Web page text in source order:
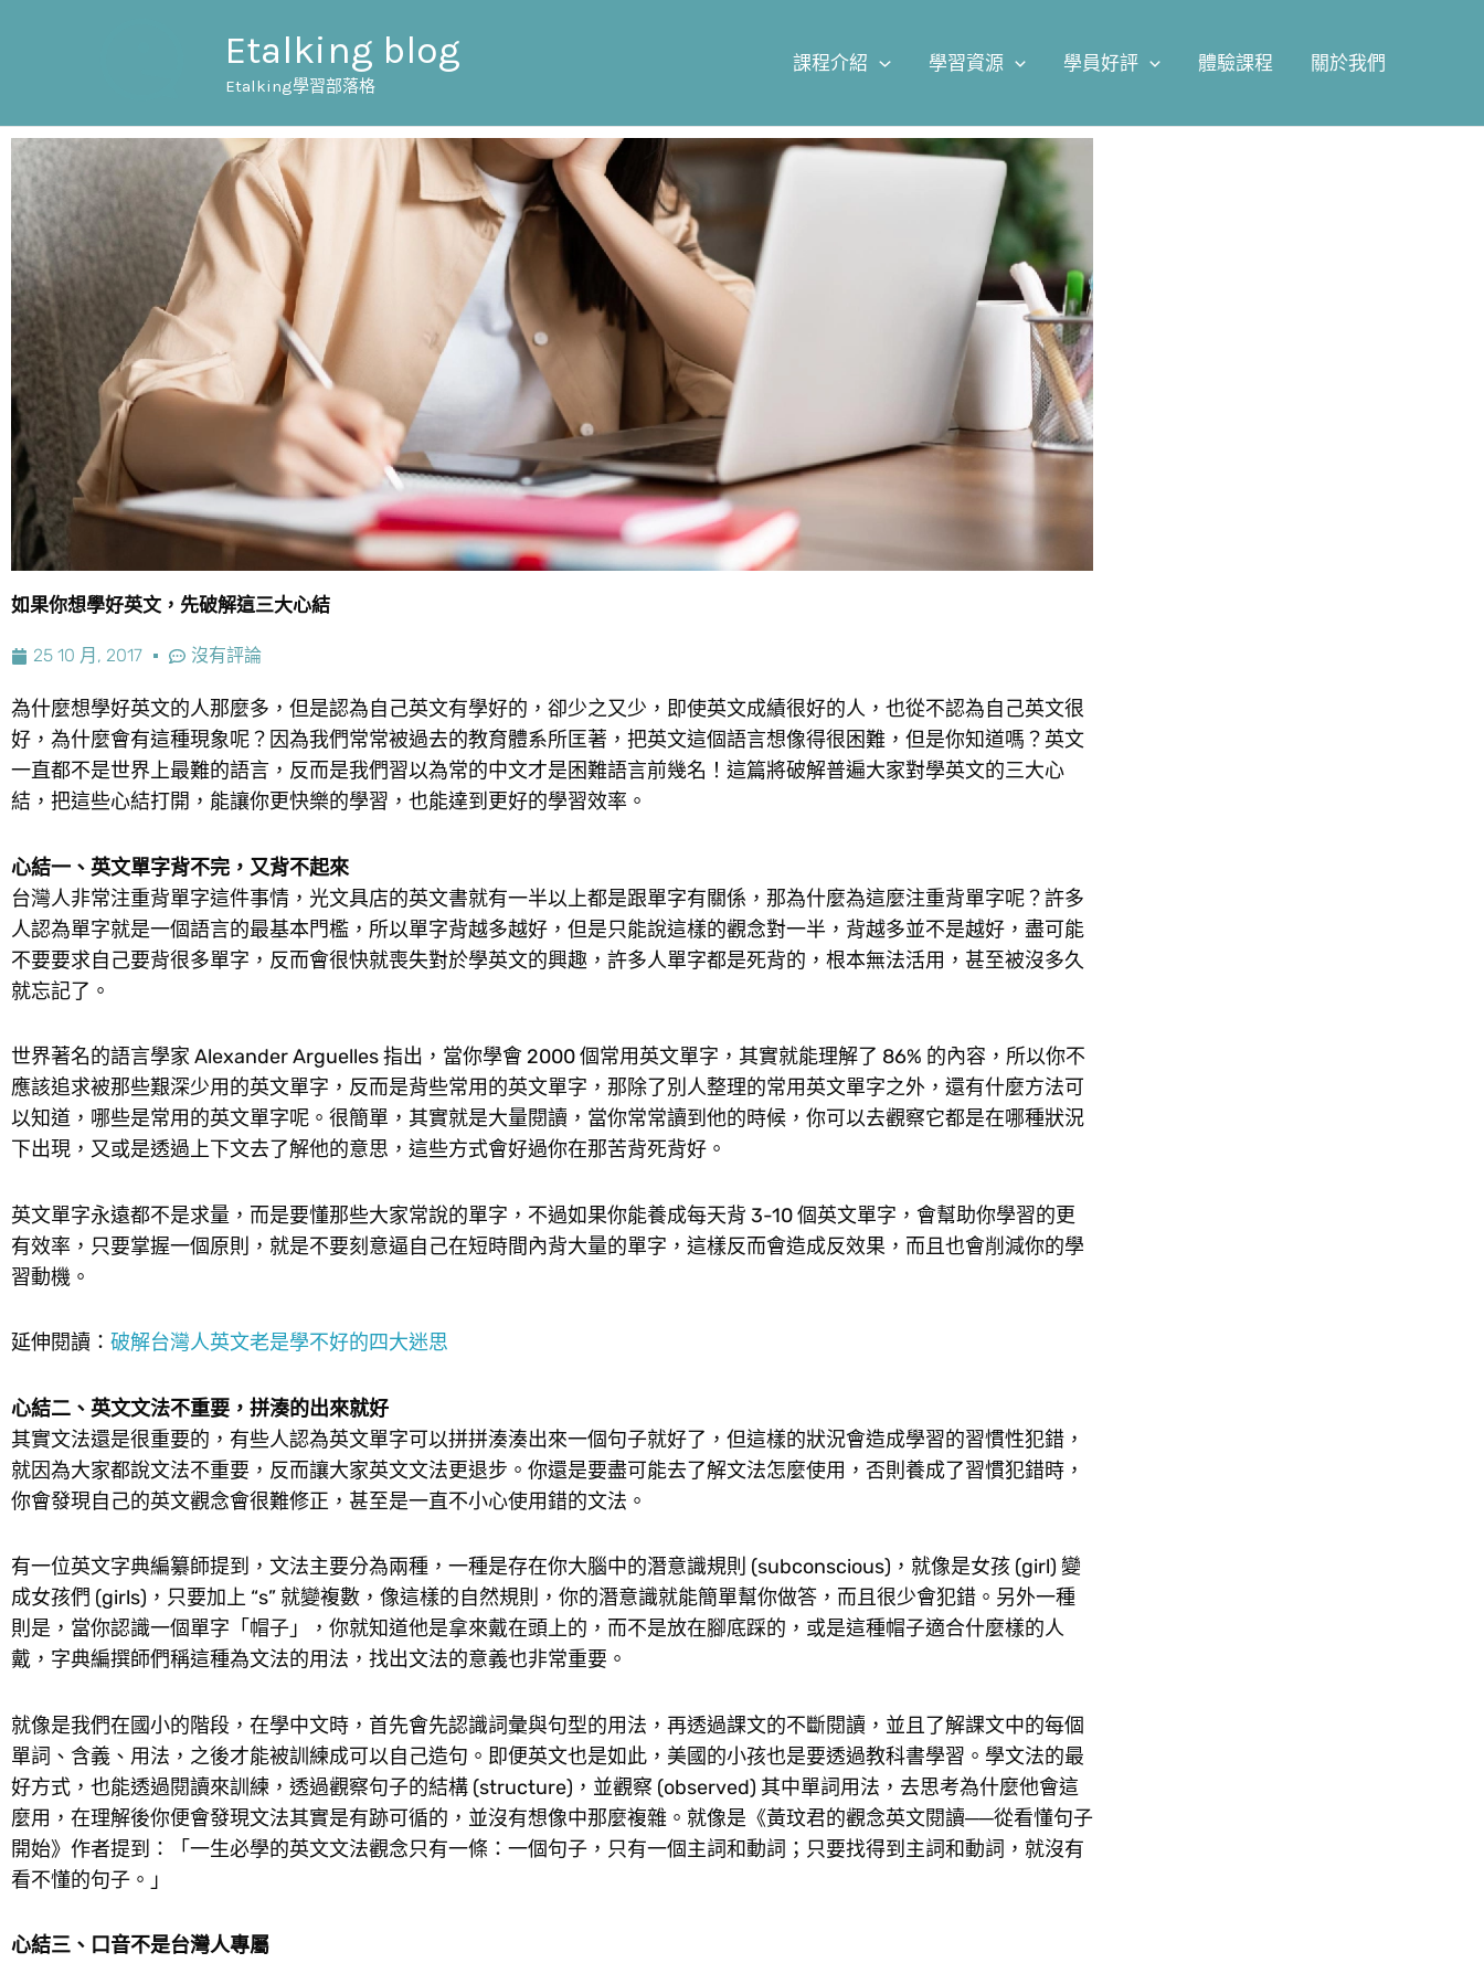
內
Etalking blog
Etalking學習部落格
課程介紹 學習資源 學員好評 體驗課程 關於我們
如果你想學好英文，先破解這三大心結
25 10 月, 2017 沒有評論
為什麼想學好英文的人那麼多，但是認為自己英文有學好的，卻少之又少，即使英文成績很好的人，也從不認為自己英文很
好，為什麼會有這種現象呢？因為我們常常被過去的教育體系所匡著，把英文這個語言想像得很困難，但是你知道嗎？英文
一直都不是世界上最難的語言，反而是我們習以為常的中文才是困難語言前幾名！這篇將破解普遍大家對學英文的三大心
結，把這些心結打開，能讓你更快樂的學習，也能達到更好的學習效率。
心結一、英文單字背不完，又背不起來
台灣人非常注重背單字這件事情，光文具店的英文書就有一半以上都是跟單字有關係，那為什麼為這麼注重背單字呢？許多
人認為單字就是一個語言的最基本門檻，所以單字背越多越好，但是只能說這樣的觀念對一半，背越多並不是越好，盡可能
不要要求自己要背很多單字，反而會很快就喪失對於學英文的興趣，許多人單字都是死背的，根本無法活用，甚至被沒多久
就忘記了。
世界著名的語言學家 Alexander Arguelles 指出，當你學會 2000 個常用英文單字，其實就能理解了 86% 的內容，所以你不
應該追求被那些艱深少用的英文單字，反而是背些常用的英文單字，那除了別人整理的常用英文單字之外，還有什麼方法可
以知道，哪些是常用的英文單字呢。很簡單，其實就是大量閱讀，當你常常讀到他的時候，你可以去觀察它都是在哪種狀況
下出現，又或是透過上下文去了解他的意思，這些方式會好過你在那苦背死背好。
英文單字永遠都不是求量，而是要懂那些大家常說的單字，不過如果你能養成每天背 3-10 個英文單字，會幫助你學習的更
有效率，只要掌握一個原則，就是不要刻意逼自己在短時間內背大量的單字，這樣反而會造成反效果，而且也會削減你的學
習動機。
延伸閱讀： 破解台灣人英文老是學不好的四大迷思
心結二、英文文法不重要，拼湊的出來就好
其實文法還是很重要的，有些人認為英文單字可以拼拼湊湊出來一個句子就好了，但這樣的狀況會造成學習的習慣性犯錯，
就因為大家都說文法不重要，反而讓大家英文文法更退步。你還是要盡可能去了解文法怎麼使用，否則養成了習慣犯錯時，
你會發現自己的英文觀念會很難修正，甚至是一直不小心使用錯的文法。
有一位英文字典編纂師提到，文法主要分為兩種，一種是存在你大腦中的潛意識規則 (subconscious)，就像是女孩 (girl) 變
成女孩們 (girls)，只要加上 “s” 就變複數，像這樣的自然規則，你的潛意識就能簡單幫你做答，而且很少會犯錯。另外一種
則是，當你認識一個單字「帽子」，你就知道他是拿來戴在頭上的，而不是放在腳底踩的，或是這種帽子適合什麼樣的人
戴，字典編撰師們稱這種為文法的用法，找出文法的意義也非常重要。
就像是我們在國小的階段，在學中文時，首先會先認識詞彙與句型的用法，再透過課文的不斷閱讀，並且了解課文中的每個
單詞、含義、用法，之後才能被訓練成可以自己造句。即便英文也是如此，美國的小孩也是要透過教科書學習。學文法的最
好方式，也能透過閱讀來訓練，透過觀察句子的結構 (structure)，並觀察 (observed) 其中單詞用法，去思考為什麼他會這
麼用，在理解後你便會發現文法其實是有跡可循的，並沒有想像中那麼複雜。就像是《黃玟君的觀念英文閱讀──從看懂句子
開始》作者提到：「一生必學的英文文法觀念只有一條：一個句子，只有一個主詞和動詞；只要找得到主詞和動詞，就沒有
看不懂的句子。」
心結三、口音不是台灣人專屬